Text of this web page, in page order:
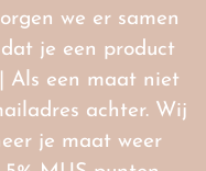
we er samen
je een product
Als een maat niet
achter. Wij
je maat weer